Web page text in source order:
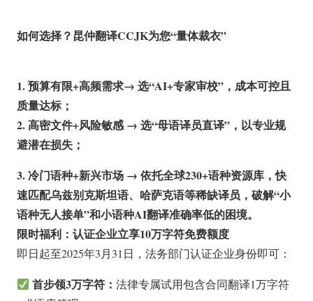
如何选择？昆仲翻译CCJK为您“量体裁衣”
1. 预算有限+高频需求→ 选“AI+专家审校”，成本可控且
质量达标；
2. 高密文件+风险敏感 → 选“母语译员直译”，以专业规
避潜在损失；
3. 冷门语种+新兴市场 → 依托全球230+语种资源库，快
速匹配乌兹别克斯坦语、哈萨克语等稀缺译员，破解“小
语种无人接单”和小语种AI翻译准确率低的困境。
限时福利：认证企业立享10万字符免费额度
即日起至2025年3月31日，法务部门认证企业身份即可：
首步领3万字符：法律专属试用包含合同翻译1万字符